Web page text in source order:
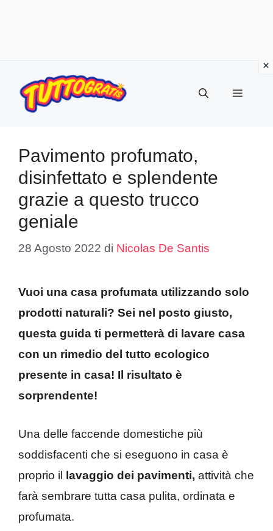
contenuto
Menu
Pavimento profumato,
disinfettato e splendente
grazie a questo trucco
geniale
28 Agosto 2022 di Nicolas De Santis
Vuoi una casa profumata utilizzando solo
prodotti naturali? Sei nel posto giusto,
questa guida ti permetterà di lavare casa
con un rimedio del tutto ecologico
presente in casa! Il risultato è
sorprendente!
Una delle faccende domestiche più
soddisfacenti che si eseguono in casa è
proprio il lavaggio dei pavimenti, attività che
farà sembrare tutta casa pulita, ordinata e
profumata.